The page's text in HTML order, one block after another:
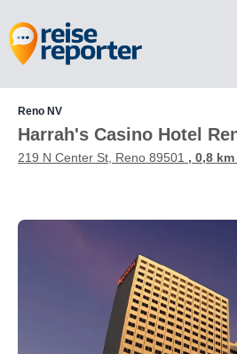
Reno NV
Harrah's Casino Hotel
219 N Center St, Reno 89501 , 0,8